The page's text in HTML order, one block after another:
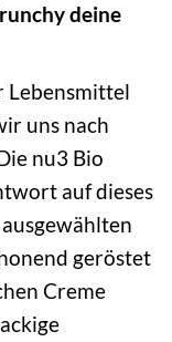
deine
Lebensmittel
uns nach
nu3 Bio
auf dieses
geröstet
Creme